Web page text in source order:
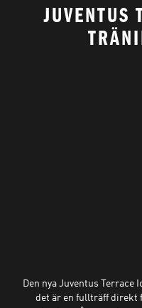
JUVENTUS
Den nya Juventus
det är en fullträff direkt